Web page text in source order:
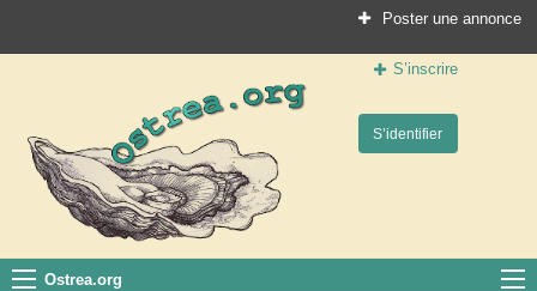
Poster une annonce
S’inscrire
S’identifier
Ostrea.org
Le site des professionnels de la conchyliculture
Ostrea.org